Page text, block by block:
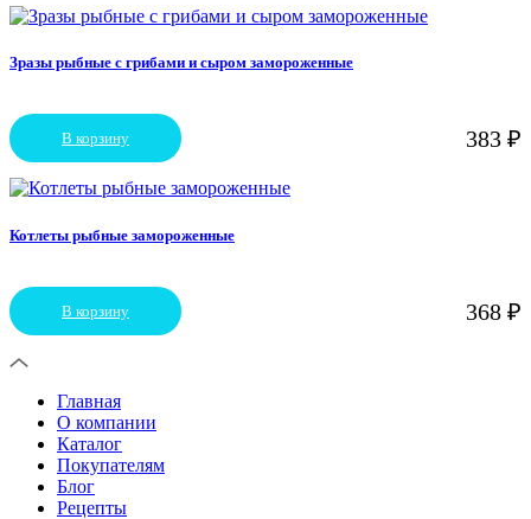
Зразы рыбные с грибами и сыром замороженные
383 ₽
В корзину
Котлеты рыбные замороженные
368 ₽
В корзину
Главная
О компании
Каталог
Покупателям
Блог
Рецепты